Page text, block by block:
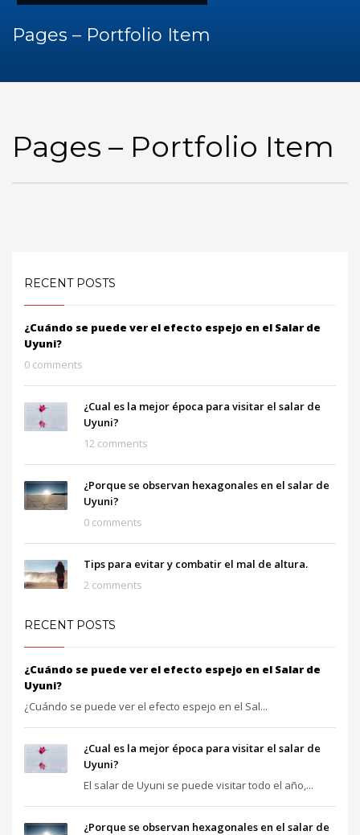
Pages – Portfolio Item
Pages – Portfolio Item
RECENT POSTS
¿Cuándo se puede ver el efecto espejo en el Salar de
Uyuni?
0 comments
¿Cual es la mejor época para visitar el salar de
Uyuni?
12 comments
¿Porque se observan hexagonales en el salar de
Uyuni?
0 comments
Tips para evitar y combatir el mal de altura.
2 comments
RECENT POSTS
¿Cuándo se puede ver el efecto espejo en el Salar de
Uyuni?
¿Cuándo se puede ver el efecto espejo en el Sal...
¿Cual es la mejor época para visitar el salar de
Uyuni?
El salar de Uyuni se puede visitar todo el año,...
¿Porque se observan hexagonales en el salar de